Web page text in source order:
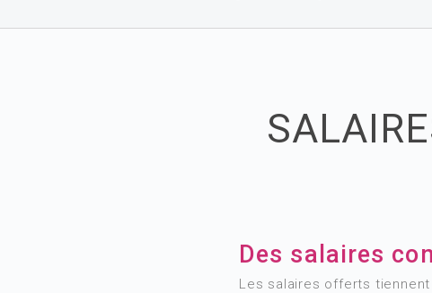
Des salaires
Les salaires offerts